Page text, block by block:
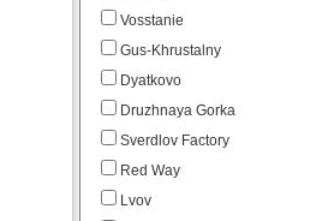
Vosstanie
Gus-Khrustalny
Dyatkovo
Druzhnaya Gorka
Sverdlov Factory
Red Way
Lvov